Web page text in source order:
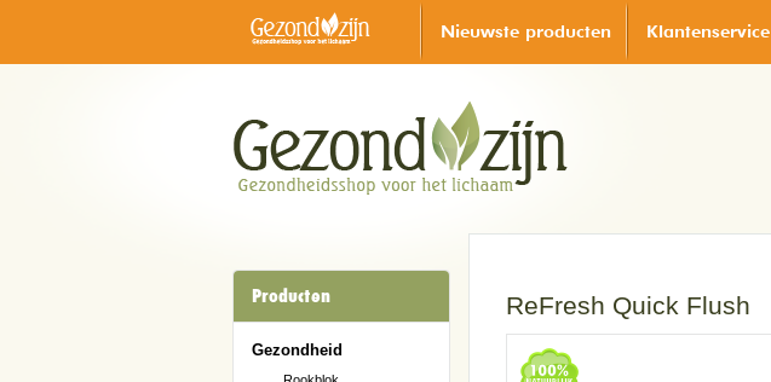
Nieuwste producten Klantenservice
Producten
Gezondheid
ReFresh Quick Flush